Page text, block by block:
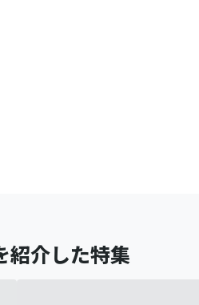
紹介した特集